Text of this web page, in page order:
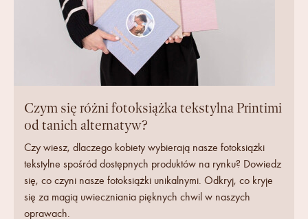
Czym się różni fotoksiążka tekstylna Printimi
od tanich alternatyw?
Czy wiesz, dlaczego kobiety wybierają nasze fotoksiążki
tekstylne spośród dostępnych produktów na rynku? Dowiedz
się, co czyni nasze fotoksiążki unikalnymi. Odkryj, co kryje
się za magią uwieczniania pięknych chwil w naszych
oprawach.